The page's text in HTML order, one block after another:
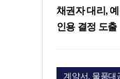
채권자 대리,
인용 결정 도출